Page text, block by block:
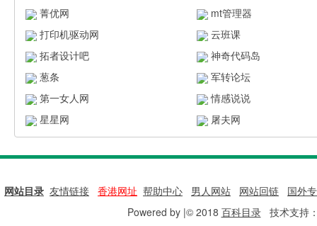
菁优网
mt管理器
打印机驱动网
云班课
拓者设计吧
神奇代码岛
葱条
军转论坛
第一女人网
情感说说
星星网
屠夫网
网站目录 友情链接 香港网址 帮助中心 男人网站 网站回链
国外
Powered by |© 2018 百科目录技术支持